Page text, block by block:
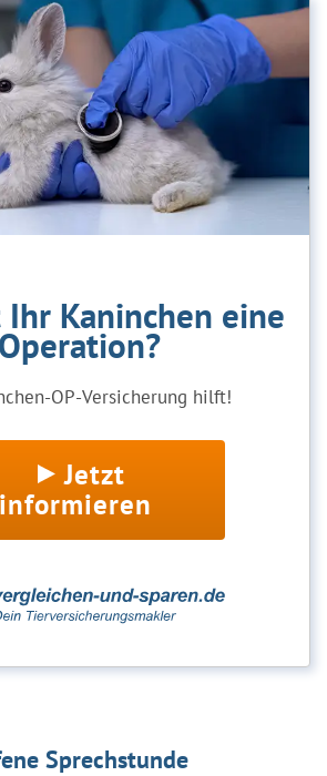
Kaninchen eine
Operation?
OP-Versicherung hilft!
Jetzt
informieren
Sprechstunde